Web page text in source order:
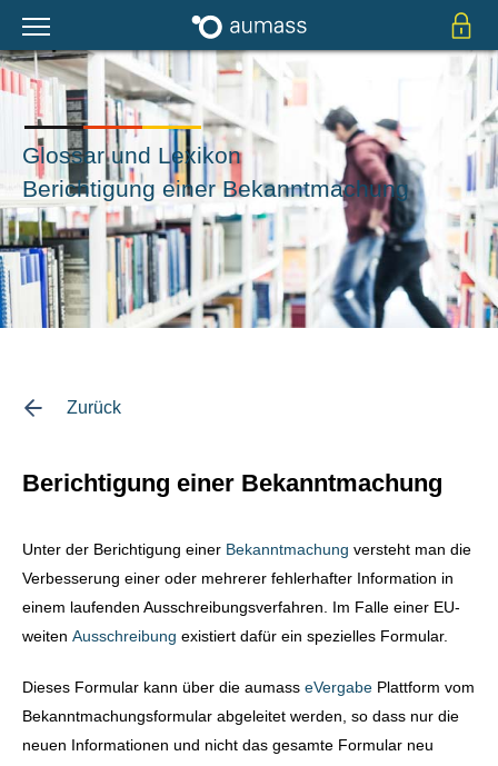
Glossar und Lexikon
Berichtigung einer Bekanntmachung
Zurück
Berichtigung einer Bekanntmachung
Unter der Berichtigung einer Bekanntmachung versteht man die
Verbesserung einer oder mehrerer fehlerhafter Information in
einem laufenden Ausschreibungsverfahren. Im Falle einer EU-
weiten Ausschreibung existiert dafür ein spezielles Formular.
Dieses Formular kann über die aumass eVergabe Plattform vom
Bekanntmachungsformular abgeleitet werden, so dass nur die
neuen Informationen und nicht das gesamte Formular neu